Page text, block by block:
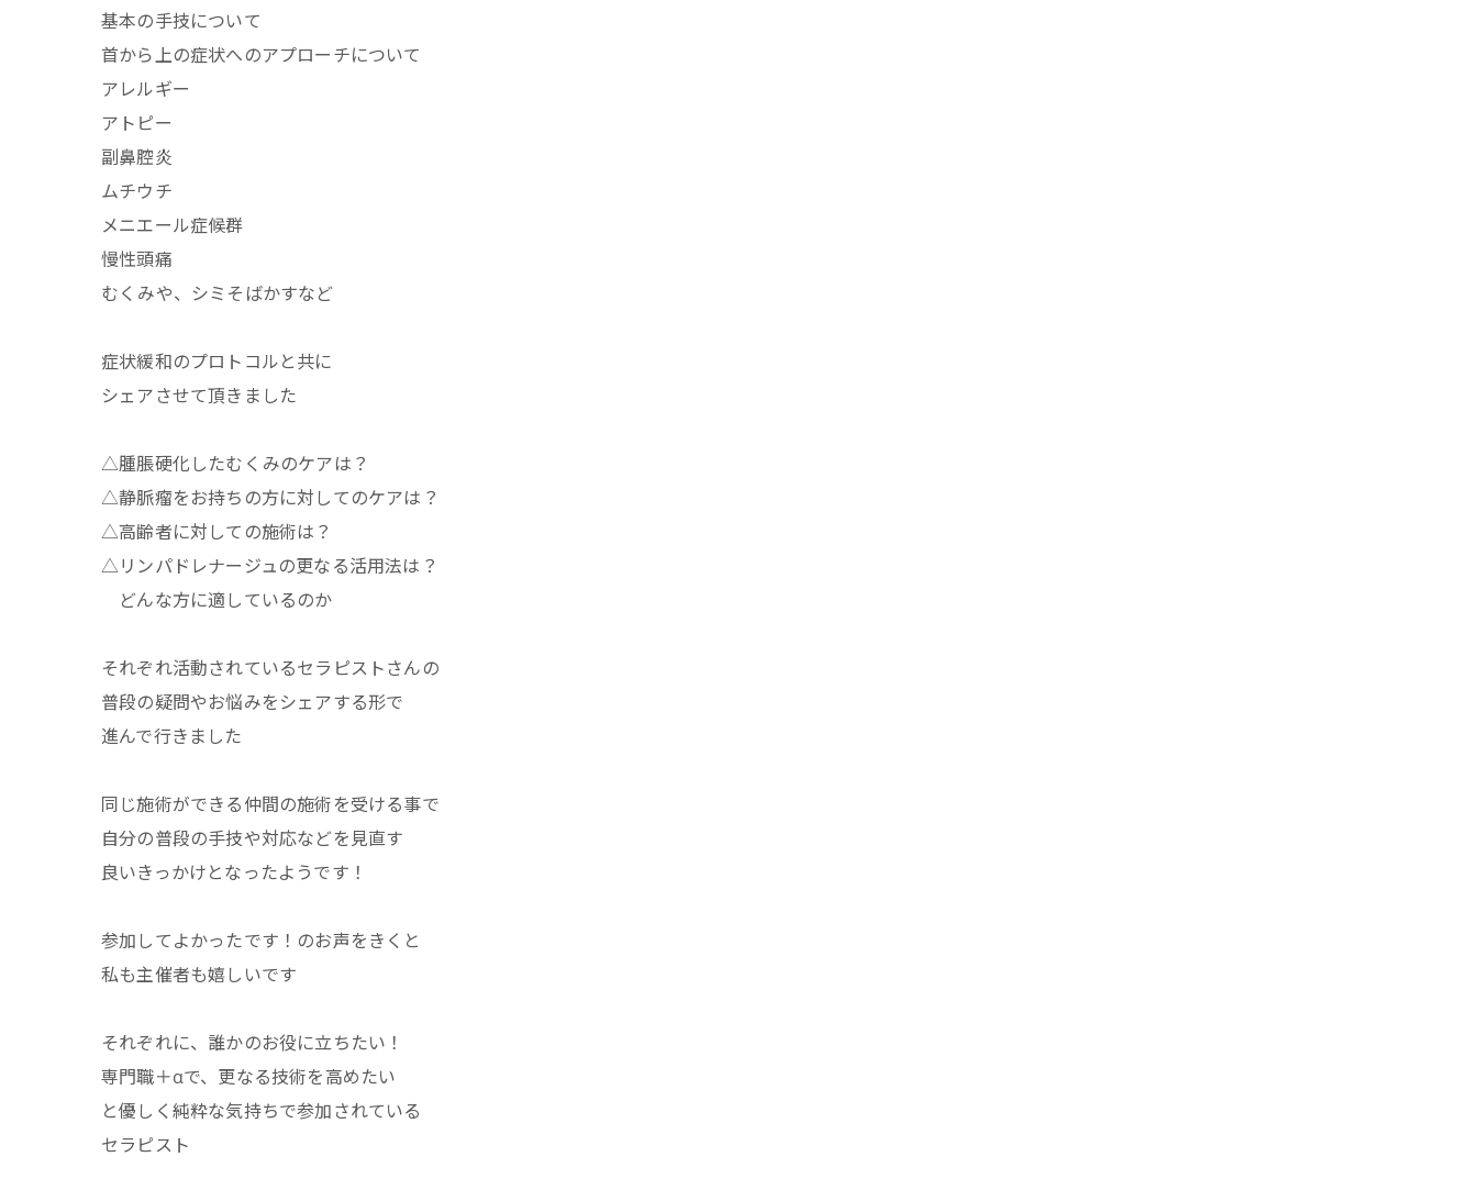
基本の手技について
首から上の症状へのアプローチについて
アレルギー
アトピー
副鼻腔炎
ムチウチ
メニエール症候群
慢性頭痛
むくみや、シミそばかすなど
症状緩和のプロトコルと共に
シェアさせて頂きました
△腫脹硬化したむくみのケアは？
△静脈瘤をお持ちの方に対してのケアは？
△高齢者に対しての施術は？
△リンパドレナージュの更なる活用法は？
どんな方に適しているのか
それぞれ活動されているセラピストさんの
普段の疑問やお悩みをシェアする形で
進んで行きました
同じ施術ができる仲間の施術を受ける事で
自分の普段の手技や対応などを見直す
良いきっかけとなったようです！
参加してよかったです！のお声をきくと
私も主催者も嬉しいです
それぞれに、誰かのお役に立ちたい！
専門職＋αで、更なる技術を高めたい
と優しく純粋な気持ちで参加されている
セラピスト